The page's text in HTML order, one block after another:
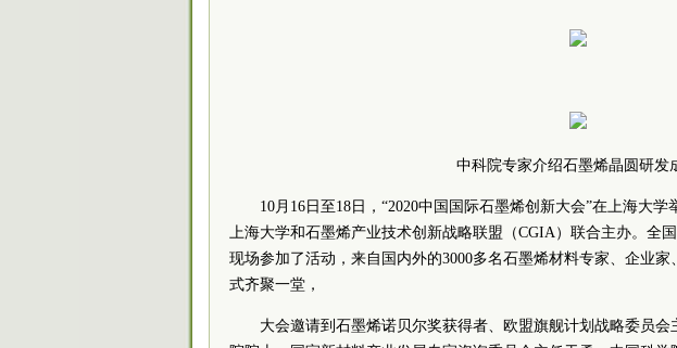
中科院专家介绍石墨烯晶圆研发
10月16日至18日，“2020中国国际石墨烯创新大会”在上海大学
上海大学和石墨烯产业技术创新战略联盟（CGIA）联合主办。全
现场参加了活动，来自国内外的3000多名石墨烯材料专家、企业
式齐聚一堂，
大会邀请到石墨烯诺贝尔奖获得者、欧盟旗舰计划战略委员会